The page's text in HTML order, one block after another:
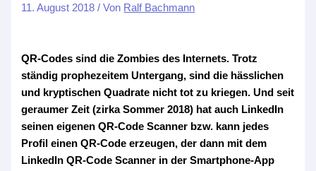
11. August 2018/ Von Ralf Bachmann
QR-Codes sind die Zombies des Internets. Trotz
ständig prophezeitem Untergang, sind die hässlichen
und kryptischen Quadrate nicht tot zu kriegen. Und seit
geraumer Zeit (zirka Sommer 2018) hat auch LinkedIn
seinen eigenen QR-Code Scanner bzw. kann jedes
Profil einen QR-Code erzeugen, der dann mit dem
LinkedIn QR-Code Scanner in der Smartphone-App